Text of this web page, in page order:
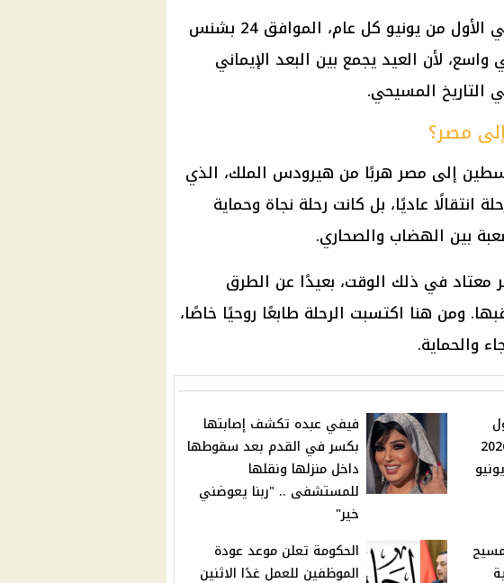
وتحتفل الكنيسة بهذه المناسبة في الأول من يونيو كل عام، الموافق 24 بشنس
لأن العيد يجمع بين البعد الإيماني
التاريخ المسيحي.
مصر؟
إلى مصر هربًا من هيرودس الملك، الذي
عاديًا، بل كانت رحلة نجاة وحماية
بين الهضاب والصحاري.
معتاد في ذلك الوقت، بعيدًا عن الطرق
ومن هنا اكتسبت الرحلة طابعًا روحيًا خاصًا،
والحماية.
العامة 2026
فيفي عبده تكشف إصابتها
بكسر في القدم بعد سقوطها
داخل منزلها ونقلها
للمستشفى .. "ربنا يعوضني
خير"
الحكومة تعلن موعد عودة
الموظفين للعمل غدًا الاثنين